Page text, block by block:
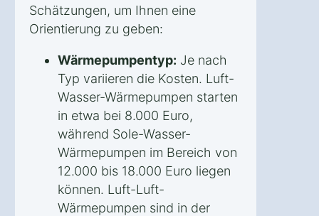
Schätzungen, um Ihnen eine
Orientierung zu geben:
Wärmepumpentyp: Je nach
Typ variieren die Kosten. Luft-
Wasser-Wärmepumpen starten
in etwa bei 8.000 Euro,
während Sole-Wasser-
Wärmepumpen im Bereich von
12.000 bis 18.000 Euro liegen
können. Luft-Luft-
Wärmepumpen sind in der